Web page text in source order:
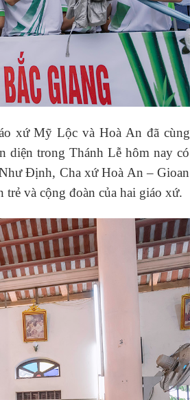
xứ Mỹ Lộc và Hoà An đã cùng
diện trong Thánh Lễ hôm nay có
Định, Cha xứ Hoà An – Gioan
và cộng đoàn của hai giáo xứ.